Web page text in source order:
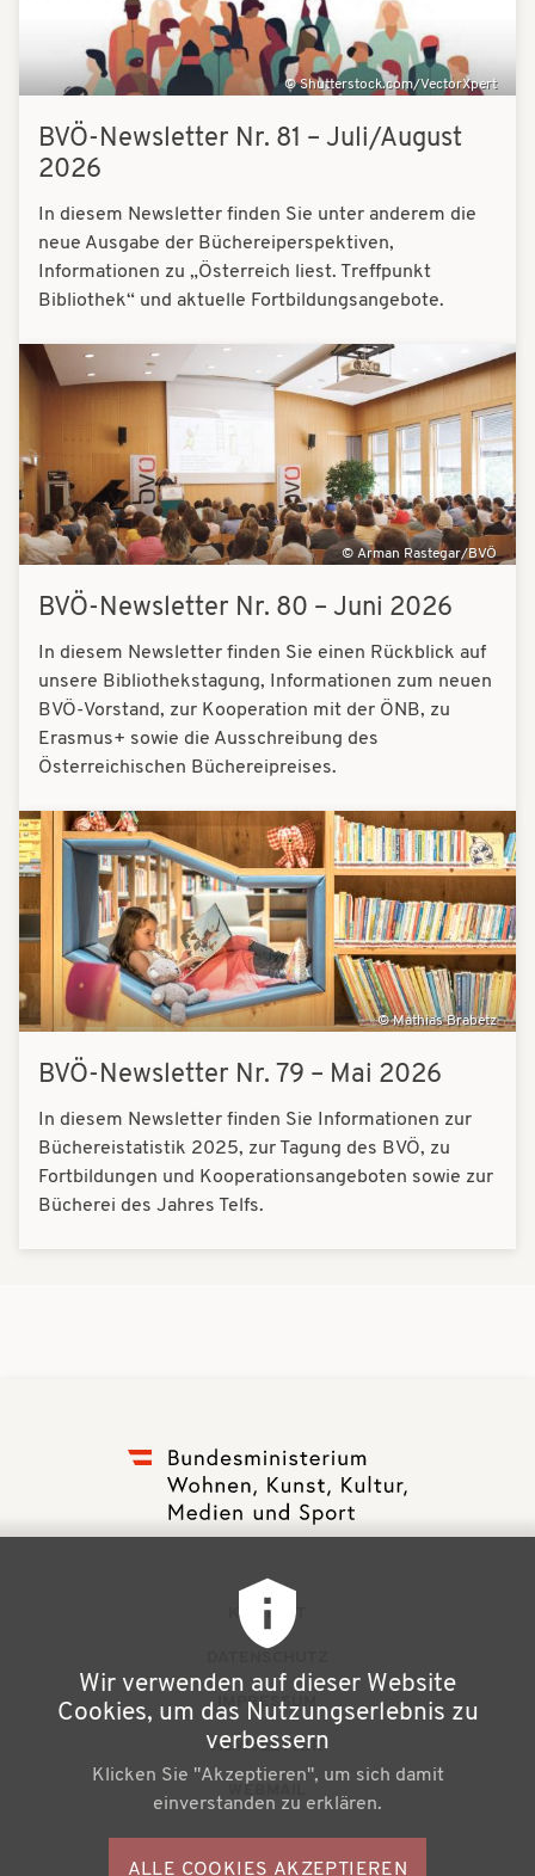
Shutterstock.com/VectorXpert
BVÖ-Newsletter Nr. 81 – Juli/August
2026
In diesem Newsletter finden Sie unter anderem die
neue Ausgabe der Büchereiperspektiven,
Informationen zu „Österreich liest. Treffpunkt
Bibliothek“ und aktuelle Fortbildungsangebote.
Bilder
Arman Rastegar/BVÖ
BVÖ-Newsletter Nr. 80 – Juni 2026
In diesem Newsletter finden Sie einen Rückblick auf
unsere Bibliothekstagung, Informationen zum neuen
BVÖ-Vorstand, zur Kooperation mit der ÖNB, zu
Erasmus+ sowie die Ausschreibung des
Österreichischen Büchereipreises.
Bilder
Mathias Brabetz
BVÖ-Newsletter Nr. 79 – Mai 2026
In diesem Newsletter finden Sie Informationen zur
Büchereistatistik 2025, zur Tagung des BVÖ, zu
Fortbildungen und Kooperationsangeboten sowie zur
Bücherei des Jahres Telfs.
ß
e
KONTAKT
IMPRESSUM
NEWSLETTER
Wir verwenden auf dieser Website
Cookies, um das Nutzungserlebnis zu
verbessern
Klicken Sie "Akzeptieren", um sich damit
einverstanden zu erklären.
ALLE COOKIES AKZEPTIEREN